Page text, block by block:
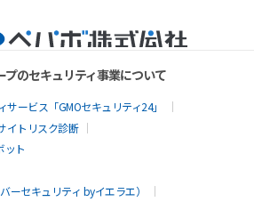
プのセキュリティ事業について
ービス「GMOセキュリティ24」
イトリスク診断
ット
ーセキュリティ byイエラエ）